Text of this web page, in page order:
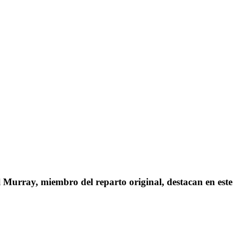
miembro del reparto original, destacan en este